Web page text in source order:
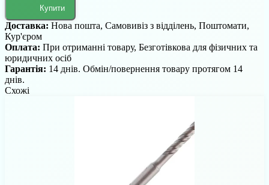
Купити
Доставка: Нова пошта, Самовивіз з відділень, Поштомати,
Кур'єром
Оплата: При отриманні товару, Безготівкова для фізичних та
юридичних осіб
Гарантія: 14 днів. Обмін/повернення товару протягом 14
днів.
Схожі